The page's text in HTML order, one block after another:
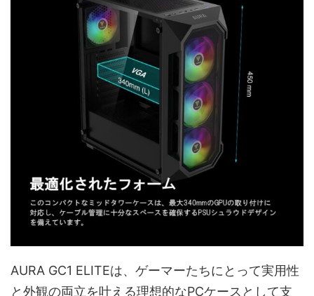
AURA GC1 ELITEは、ゲーマーたちにとって実用性
と外観の両立を叶える理想的なPCケースとして支